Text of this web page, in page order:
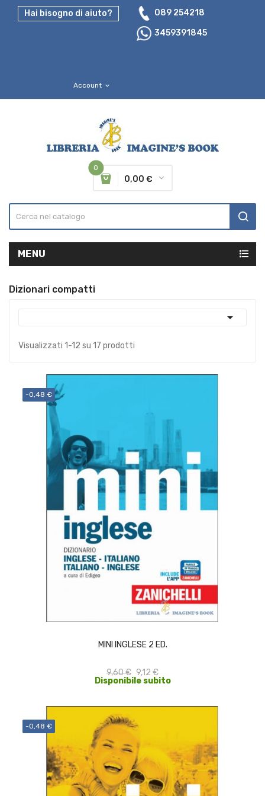
Hai bisogno di aiuto?
089 254218
3459391845
Account expand_more
0
0,00 €
MENU
Dizionari compatti

Visualizzati 1-12 su 17 prodotti
-0,48 €
MINI INGLESE 2 ED.
9,60 € 9,12 €
Disponibile subito
-0,48 €